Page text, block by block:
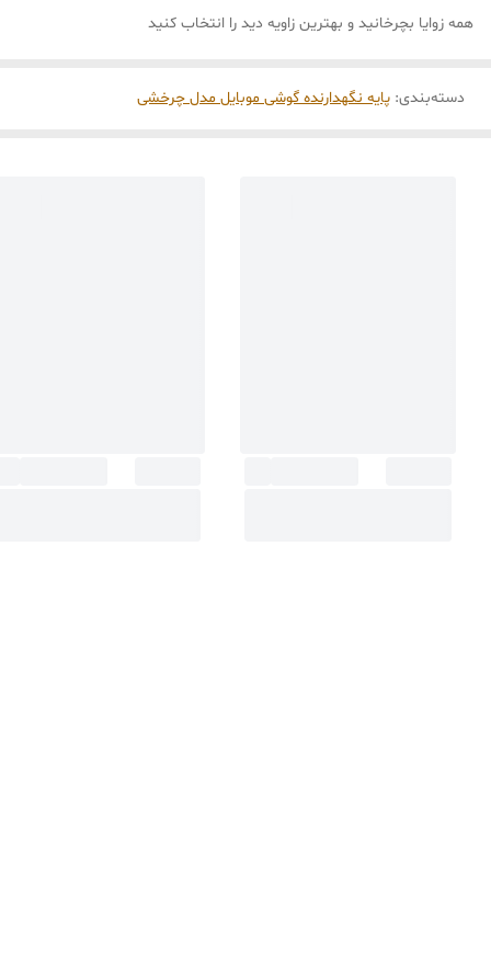
همه زوایا بچرخانید و بهترین زاویه دید را انتخاب کنید
دسته‌بندی: پایه نگهدارنده گوشی موبایل مدل چرخشی